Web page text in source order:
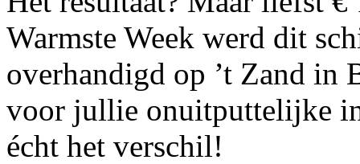
Warmste Week werd dit
overhandigd op ’t Zand in
voor jullie onuitputtelijke
écht het verschil!